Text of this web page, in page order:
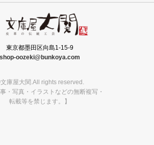
東京都墨田区向島1-15-9
shop-oozeki@bunkoya.com
庫屋大関.All rights reserved.
事・写真・イラストなどの無断複写・
転載等を禁じます。】